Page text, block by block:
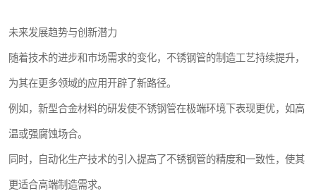
未来发展趋势与创新潜力
随着技术的进步和市场需求的变化，不锈钢管的制造工艺持续提升，
为其在更多领域的应用开辟了新路径。
例如，新型合金材料的研发使不锈钢管在极端环境下表现更优，如高
温或强腐蚀场合。
同时，自动化生产技术的引入提高了不锈钢管的精度和一致性，使其
更适合高端制造需求。